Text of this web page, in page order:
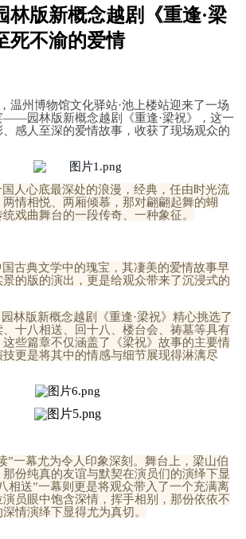
林版新概念越剧《重逢·梁
死不渝的爱情
温州博物馆文化驿站·池上楼站迎来了一场
——园林版新概念越剧《重逢·梁祝》，这一
感人至深的爱情故事，收获了现场观众的
国人心底最深处的浪漫，经典，任由时光流
情相悦、两厢倾慕，那对翩翩起舞的蝴
戏曲舞台的一段传奇、一种象征。
国古典文学中的瑰宝，其凄美的爱情故事早
的版的演出，更是给观众带来了沉浸式的
林版新概念越剧《重逢·梁祝》精心挑选了
十八相送、回十八、楼台会、祷墓等具有
些篇章不仅涵盖了《梁祝》故事的主要情
更是将其中的情感与细节展现得淋漓尽
”一幕尤为令人印象深刻。舞台上，梁山伯
份纯真的友谊与默契在演员们的演绎下显
相送”一幕则更是将观众带入了一个充满离
员眼中饱含深情，挥手相别，那份依依不
情演绎下显得尤为真切。